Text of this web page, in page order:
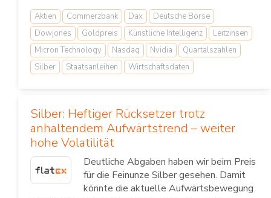
Aktien Commerzbank Dax
Deutsche Börse
Dowjones
Goldpreis Künstliche Intelligenz
Leitzinsen
Micron Technology
Nasdaq Nvidia
Quartalszahlen
Silber
Staatsanleihen Wirtschaftsdaten
Silber: Heftiger Rücksetzer trotz
anhaltendem Aufwärtstrend – weiter
hohe Volatilität
Deutliche Abgaben haben wir beim Preis
für die Feinunze Silber gesehen. Damit
könnte die aktuelle Aufwärtsbewegung